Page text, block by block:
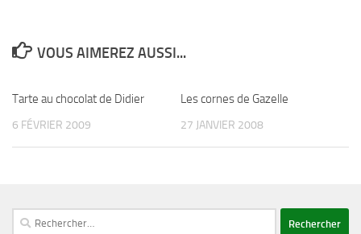
VOUS AIMEREZ AUSSI...
Tarte au chocolat de Didier
6 FÉVRIER 2009
Les cornes de Gazelle
27 JANVIER 2008
Rechercher :